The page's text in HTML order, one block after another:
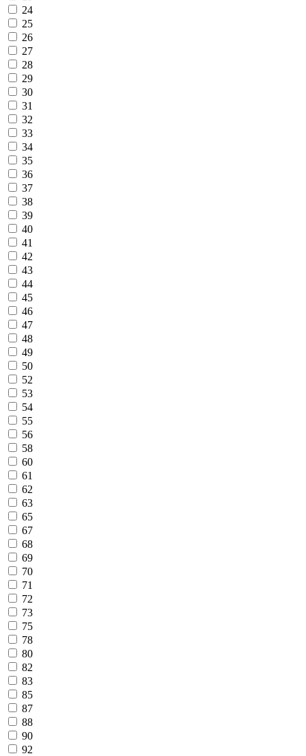
24
25
26
27
28
29
30
31
32
33
34
35
36
37
38
39
40
41
42
43
44
45
46
47
48
49
50
52
53
54
55
56
58
60
61
62
63
65
67
68
69
70
71
72
73
75
78
80
82
83
85
87
88
90
92